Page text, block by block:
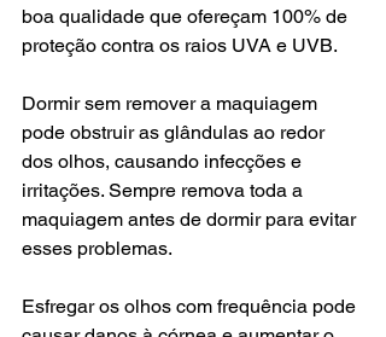
boa qualidade que ofereçam 100% de
proteção contra os raios UVA e UVB.
Dormir sem remover a maquiagem
pode obstruir as glândulas ao redor
dos olhos, causando infecções e
irritações. Sempre remova toda a
maquiagem antes de dormir para evitar
esses problemas.
Esfregar os olhos com frequência pode